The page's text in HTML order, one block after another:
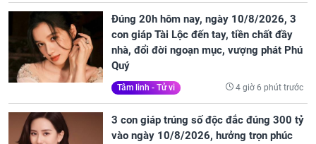
Đúng 20h hôm nay, ngày 10/8/2026, 3
con giáp Tài Lộc đến tay, tiền chất đầy
nhà, đổi đời ngoạn mục, vượng phát Phú
Quý
Tâm linh - Tử vi 4 giờ 6 phút trước
3 con giáp trúng số độc đắc đúng 300 tỷ
vào ngày 10/8/2026, hưởng trọn phúc